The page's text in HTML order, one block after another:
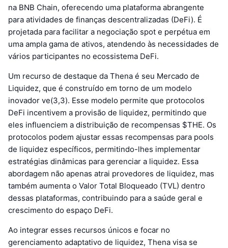
na BNB Chain, oferecendo uma plataforma abrangente
para atividades de finanças descentralizadas (DeFi). É
projetada para facilitar a negociação spot e perpétua em
uma ampla gama de ativos, atendendo às necessidades de
vários participantes no ecossistema DeFi.
Um recurso de destaque da Thena é seu Mercado de
Liquidez, que é construído em torno de um modelo
inovador ve(3,3). Esse modelo permite que protocolos
DeFi incentivem a provisão de liquidez, permitindo que
eles influenciem a distribuição de recompensas $THE. Os
protocolos podem ajustar essas recompensas para pools
de liquidez específicos, permitindo-lhes implementar
estratégias dinâmicas para gerenciar a liquidez. Essa
abordagem não apenas atrai provedores de liquidez, mas
também aumenta o Valor Total Bloqueado (TVL) dentro
dessas plataformas, contribuindo para a saúde geral e
crescimento do espaço DeFi.
Ao integrar esses recursos únicos e focar no
gerenciamento adaptativo de liquidez, Thena visa se